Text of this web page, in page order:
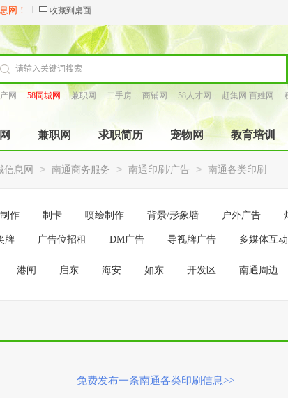
网！ 收藏到桌面
网
58同城网 兼职网 二手房 商铺网 58人才网 赶集网 百姓网
兼职网 求职简历 宠物网 教育培训
信息网 > 南通商务服务 > 南通印刷/广告 > 南通各类印刷
作 制卡 喷绘制作 背景/形象墙 户外广告
牌 广告位招租 DM广告 导视牌广告 多媒体互动
港闸 启东 海安 如东 开发区 南通周边
免费发布一条南通各类印刷信息>>